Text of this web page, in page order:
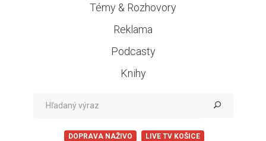
Témy & Rozhovory
Reklama
Podcasty
Knihy
DOPRAVA NAŽIVO LIVE TV KOŠICE